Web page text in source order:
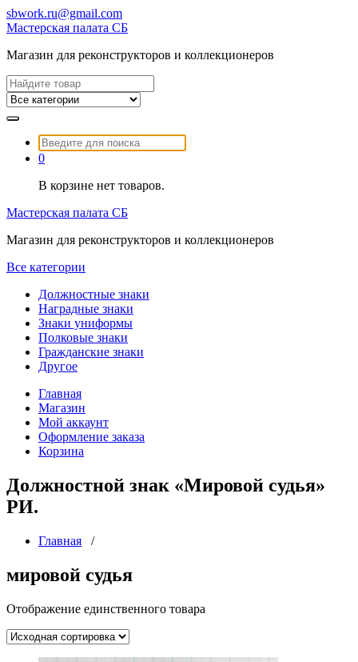
Перейти
к
sbwork.ru@gmail.com
Мастерская палата СБ
Магазин для реконструкторов и коллекционеров
Найти:
Найти:
0
В корзине нет товаров.
Мастерская палата СБ
Магазин для реконструкторов и коллекционеров
Все категории
Должностные знаки
Наградные знаки
Знаки униформы
Полковые знаки
Гражданские знаки
Другое
Главная
Магазин
Мой аккаунт
Оформление заказа
Корзина
Должностной знак «Мировой судья»
РИ.
Главная /
мировой судья
Отображение единственного товара